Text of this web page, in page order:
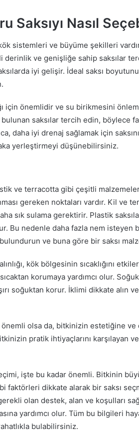
Saksıyı Nasıl
sistemleri ve büyüme şekilleri
ve genişliğe sahip saksılar
iyi gelişir. İdeal saksı
için önemlidir ve su birikmesini
saksılar tercih edin, böylece
daha iyi drenaj sağlamak için
yerleştirmeyi düşünebilirsiniz.
ve terracotta gibi çeşitli
gereken noktaları vardır. Kil ve
sık sulama gerektirir. Plastik
Bu nedenle daha fazla nem
ve buna göre bir saksı
kök bölgesinin sıcaklığını
korumaya yardımcı olur.
soğuktan korur. İklimi dikkate alın
önemli olsa da, bitkinizin estetiğine
pratik ihtiyaçlarını karşılayan
işte bu kadar önemli. Bitkinin
faktörleri dikkate alarak bir saksı
olan destek, alan ve koşulları
yardımcı olur. Tüm bu bilgileri
bulabilirsiniz.